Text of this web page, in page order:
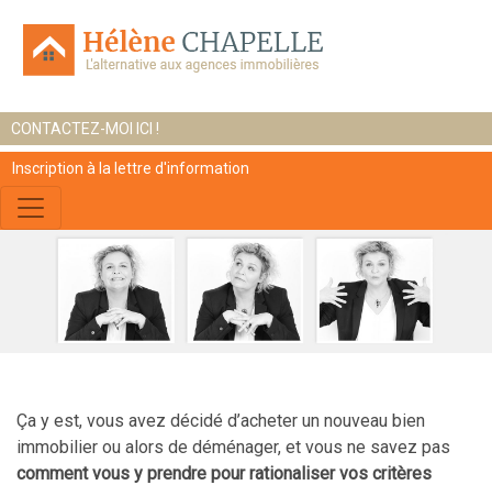
CONTACTEZ-MOI ICI !
Inscription à la lettre d'information
Ça y est, vous avez décidé d’acheter un nouveau bien
immobilier ou alors de déménager, et vous ne savez pas
comment vous y prendre pour rationaliser vos critères